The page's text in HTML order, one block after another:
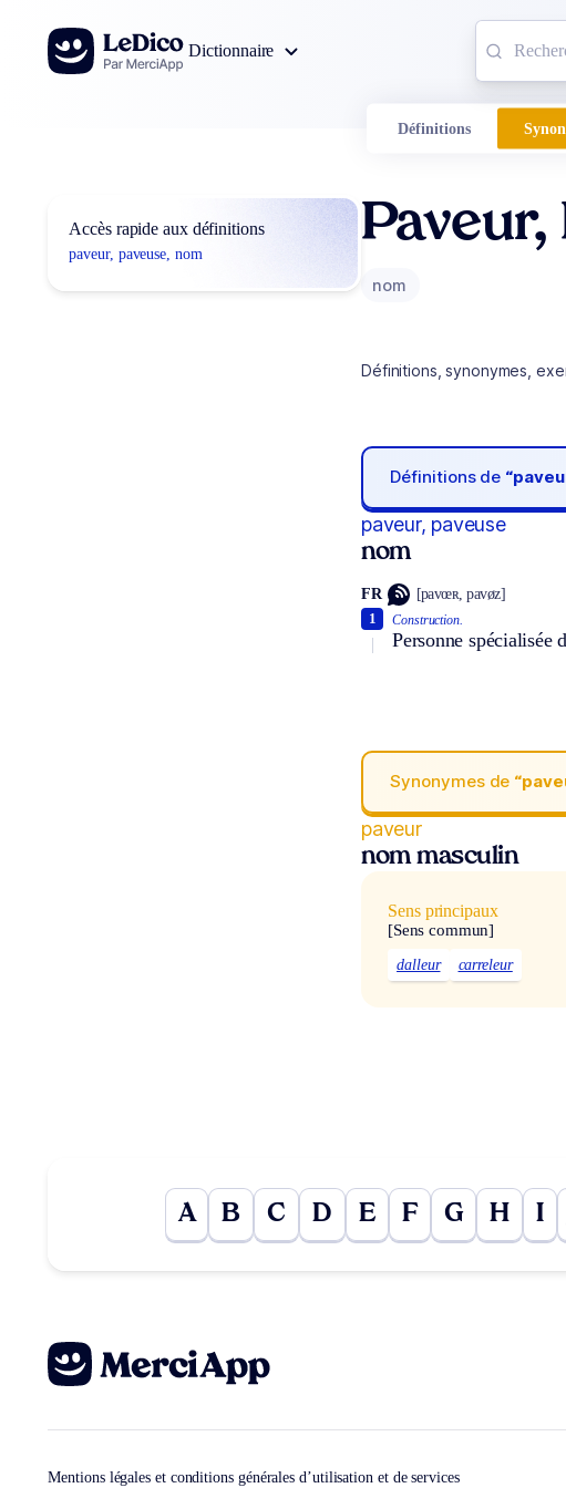
Aller au contenu
Dictionnaire
Définitions
Accès rapide aux définitions
paveur, paveuse, nom
Paveur,
nom
Définitions, synonymes,
Définitions de
paveur, paveuse
nom
FR [pavœʀ, pavøz]
Construction.
Personne spécialisée
1
Synonymes de
paveur
nom masculin
Sens principaux
[Sens commun]
dalleur carreleur
A B C D E F G H I
Mentions légales et conditions générales d’utilisation et de services